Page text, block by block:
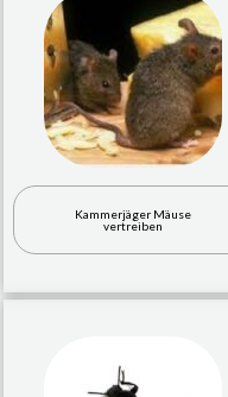
Kammerjäger Mäuse
vertreiben